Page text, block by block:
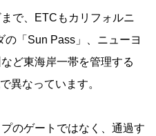
で、ETCもカリフォルニ
の「Sun Pass」、ニューヨ
ど東海岸一帯を管理する
異なっています。
のゲートではなく、通過す